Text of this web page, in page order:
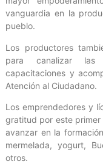
vanguardia en la
pueblo.
Los productores
para canalizar las
capacitaciones y
Atención al Ciudadano.
Los emprendedores y
gratitud por este primer
avanzar en la
mermelada, yogurt,
otros.